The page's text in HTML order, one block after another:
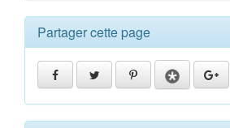
Partager cette page